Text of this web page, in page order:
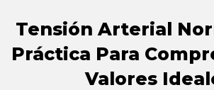
Tensión Arterial
Práctica Para
Valores